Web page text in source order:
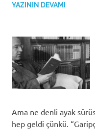
YAZININ DEVAMI
Ama ne denli ayak
hep geldi çünkü.